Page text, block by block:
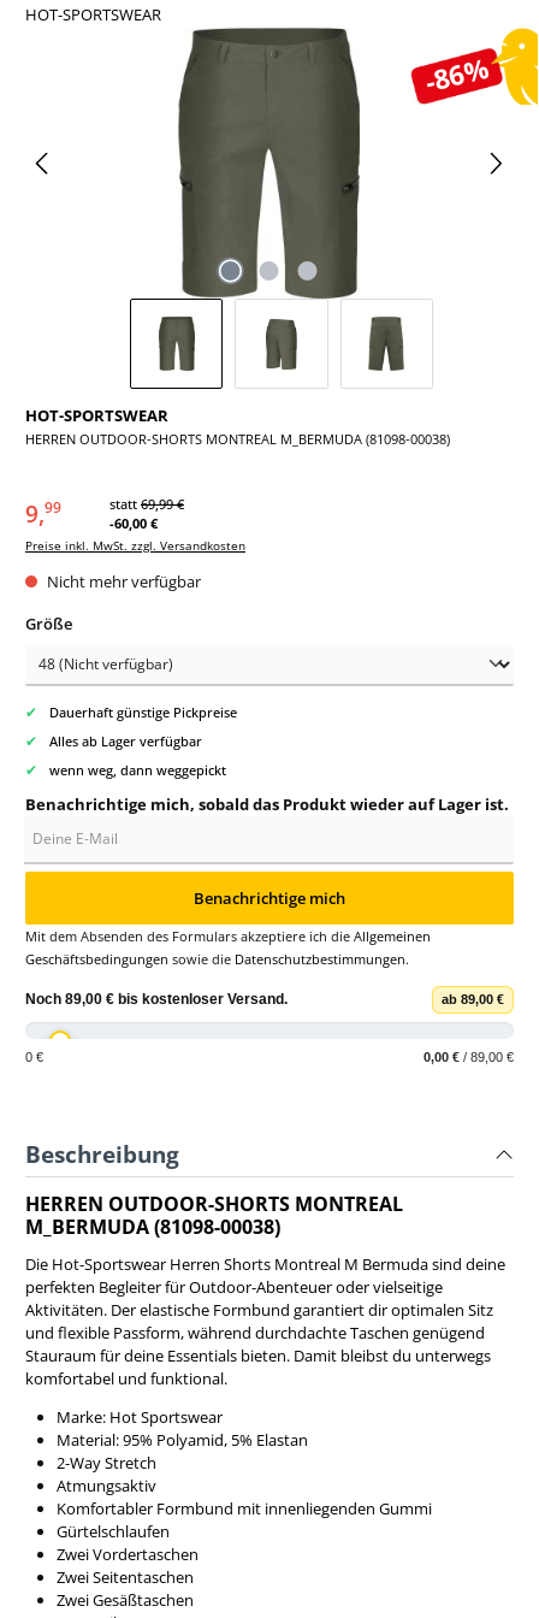
-86%
Bildergalerie überspringen
HOT-SPORTSWEAR
HERREN OUTDOOR-SHORTS MONTREAL M_BERMUDA (81098-00038)
HOT-SPORTSWEAR
9,99 statt 69,99 €
-60,00 €
Preise inkl. MwSt. zzgl. Versandkosten
Nicht mehr verfügbar
Größeauswählen
✔ Dauerhaft günstige Pickpreise
✔ Alles ab Lager verfügbar
✔ wenn weg, dann weggepickt
Benachrichtige mich, sobald das Produkt wieder auf Lager ist.
Benachrichtige mich
Mit dem Absenden des Formulars akzeptiere ich die Allgemeinen
Geschäftsbedingungen sowie die Datenschutzbestimmungen.
Noch 89,00 € bis kostenloser Versand. ab 89,00 €
0 € 0,00 € / 89,00 €
Beschreibung
HERREN OUTDOOR-SHORTS MONTREAL
M_BERMUDA (81098-00038)
Die Hot-Sportswear Herren Shorts Montreal M Bermuda sind deine
perfekten Begleiter für Outdoor-Abenteuer oder vielseitige
Aktivitäten. Der elastische Formbund garantiert dir optimalen Sitz
und flexible Passform, während durchdachte Taschen genügend
Stauraum für deine Essentials bieten. Damit bleibst du unterwegs
komfortabel und funktional.
Marke: Hot Sportswear
Material: 95% Polyamid, 5% Elastan
2-Way Stretch
Atmungsaktiv
Komfortabler Formbund mit innenliegenden Gummi
Gürtelschlaufen
Zwei Vordertaschen
Zwei Seitentaschen
Zwei Gesäßtaschen